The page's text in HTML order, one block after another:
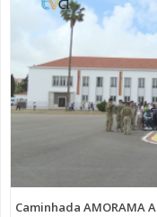
Caminhada AMORAMA